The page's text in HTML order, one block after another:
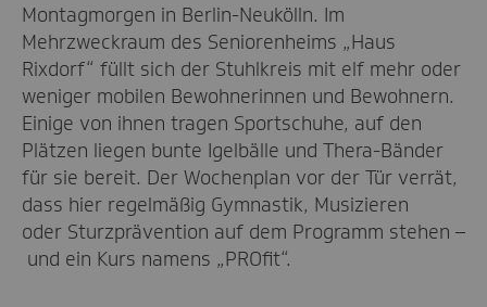
Montagmorgen in Berlin-Neukölln. Im
Mehrzweckraum des Seniorenheims „Haus
Rixdorf“ füllt sich der Stuhlkreis mit elf mehr oder
weniger mobilen Bewohnerinnen und Bewohnern.
Einige von ihnen tragen Sportschuhe, auf den
Plätzen liegen bunte Igelbälle und Thera-Bänder
für sie bereit. Der Wochenplan vor der Tür verrät,
dass hier regelmäßig Gymnastik, Musizieren
oder Sturzprävention auf dem Programm stehen –
und ein Kurs namens „PROfit“.